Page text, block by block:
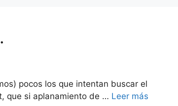
pocos los que intentan buscar el
que si aplanamiento de … Leer más